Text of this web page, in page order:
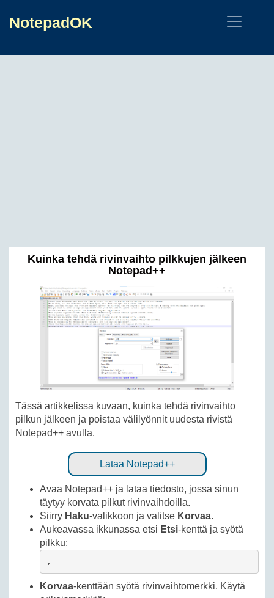
NotepadOK
Kuinka tehdä rivinvaihto pilkkujen jälkeen
Notepad++
Tässä artikkelissa kuvaan, kuinka tehdä rivinvaihto
pilkun jälkeen ja poistaa välilyönnit uudesta rivistä
Notepad++ avulla.
Lataa Notepad++
Avaa Notepad++ ja lataa tiedosto, jossa sinun
täytyy korvata pilkut rivinvaihdoilla.
Siirry Haku-valikkoon ja valitse Korvaa.
Aukeavassa ikkunassa etsi Etsi-kenttä ja syötä
pilkku:
,
Korvaa-kenttään syötä rivinvaihtomerkki. Käytä